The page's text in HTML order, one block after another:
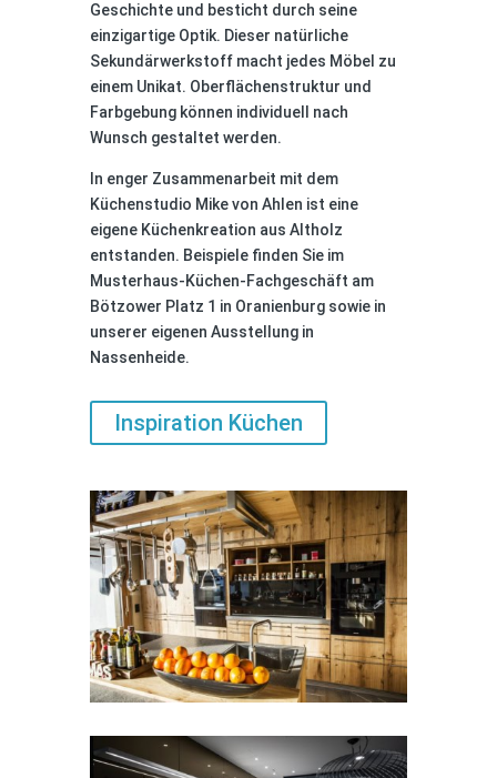
Geschichte und besticht durch seine
einzigartige Optik. Dieser natürliche
Sekundärwerkstoff macht jedes Möbel zu
einem Unikat. Oberflächenstruktur und
Farbgebung können individuell nach
Wunsch gestaltet werden.
In enger Zusammenarbeit mit dem
Küchenstudio Mike von Ahlen ist eine
eigene Küchenkreation aus Altholz
entstanden. Beispiele finden Sie im
Musterhaus-Küchen-Fachgeschäft am
Bötzower Platz 1 in Oranienburg sowie in
unserer eigenen Ausstellung in
Nassenheide.
Inspiration Küchen